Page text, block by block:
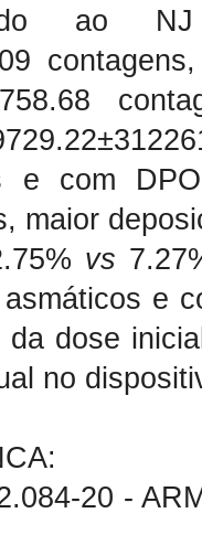
ao NJ
e com
maior
vs
e
da dose
no
20 -